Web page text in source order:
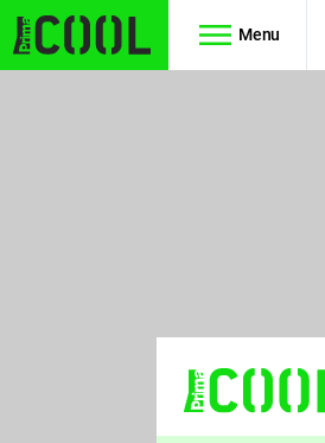
Menu
TŘESKU